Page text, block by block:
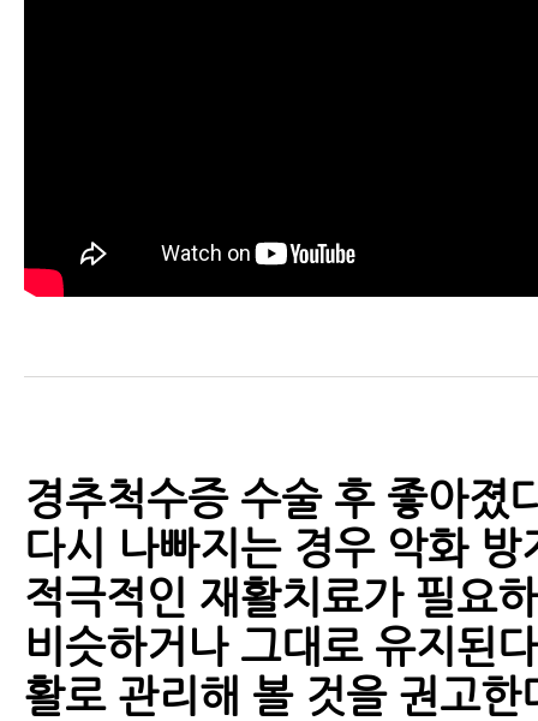
경추척수증 수술 후 좋아졌
다시 나빠지는 경우 악화 방
적극적인 재활치료가 필요
비슷하거나 그대로 유지된
활로 관리해 볼 것을 권고한